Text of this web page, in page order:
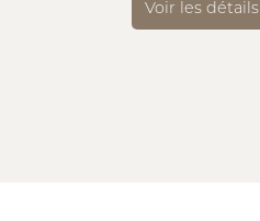
Voir les détails